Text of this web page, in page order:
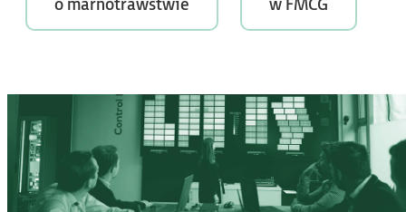
o marnotrawstwie w FMCG